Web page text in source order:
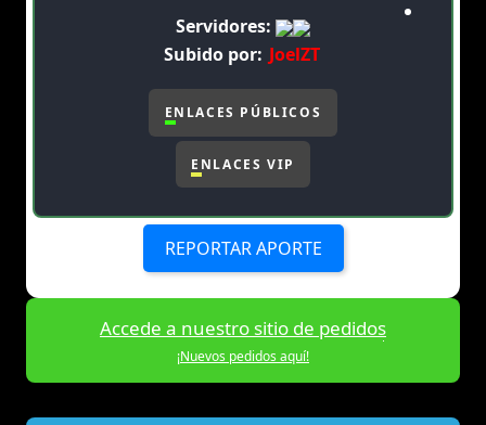
Servidores:
Subido por: JoelZT
ENLACES PÚBLICOS
ENLACES VIP
REPORTAR APORTE
Accede a nuestro sitio de pedidos
¡Nuevos pedidos aquí!